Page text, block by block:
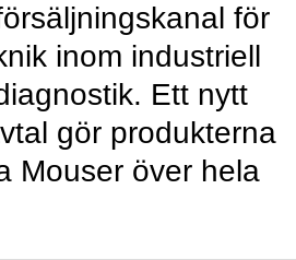
för
inom industriell
Ett nytt
gör produkterna
Mouser över hela